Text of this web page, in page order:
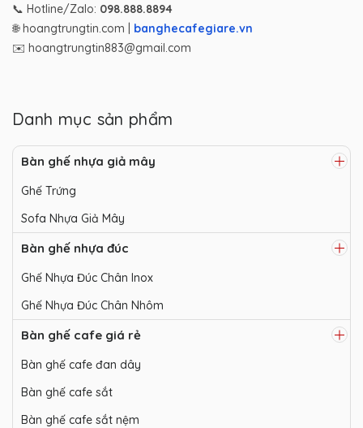
📞 Hotline/Zalo: 098.888.8894
🌐 hoangtrungtin.com | banghecafegiare.vn
✉️ hoangtrungtin883@gmail.com
Danh mục sản phẩm
Bàn ghế nhựa giả mây
Ghế Trứng
Sofa Nhựa Giả Mây
Bàn ghế nhựa đúc
Ghế Nhựa Đúc Chân Inox
Ghế Nhựa Đúc Chân Nhôm
Bàn ghế cafe giá rẻ
Bàn ghế cafe đan dây
Bàn ghế cafe sắt
Bàn ghế cafe sắt nệm